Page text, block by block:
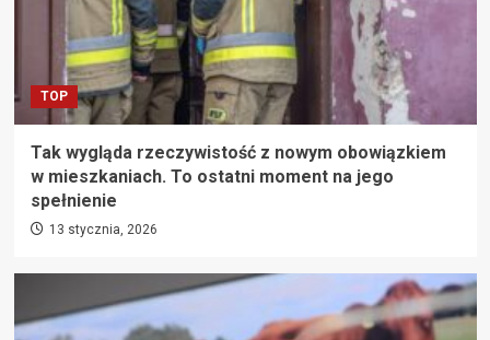
TOP
Tak wygląda rzeczywistość z nowym obowiązkiem
w mieszkaniach. To ostatni moment na jego
spełnienie
13 stycznia, 2026